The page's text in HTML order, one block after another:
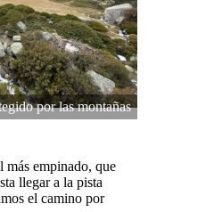
por las montañas
más empinado, que
llegar a la pista
el camino por